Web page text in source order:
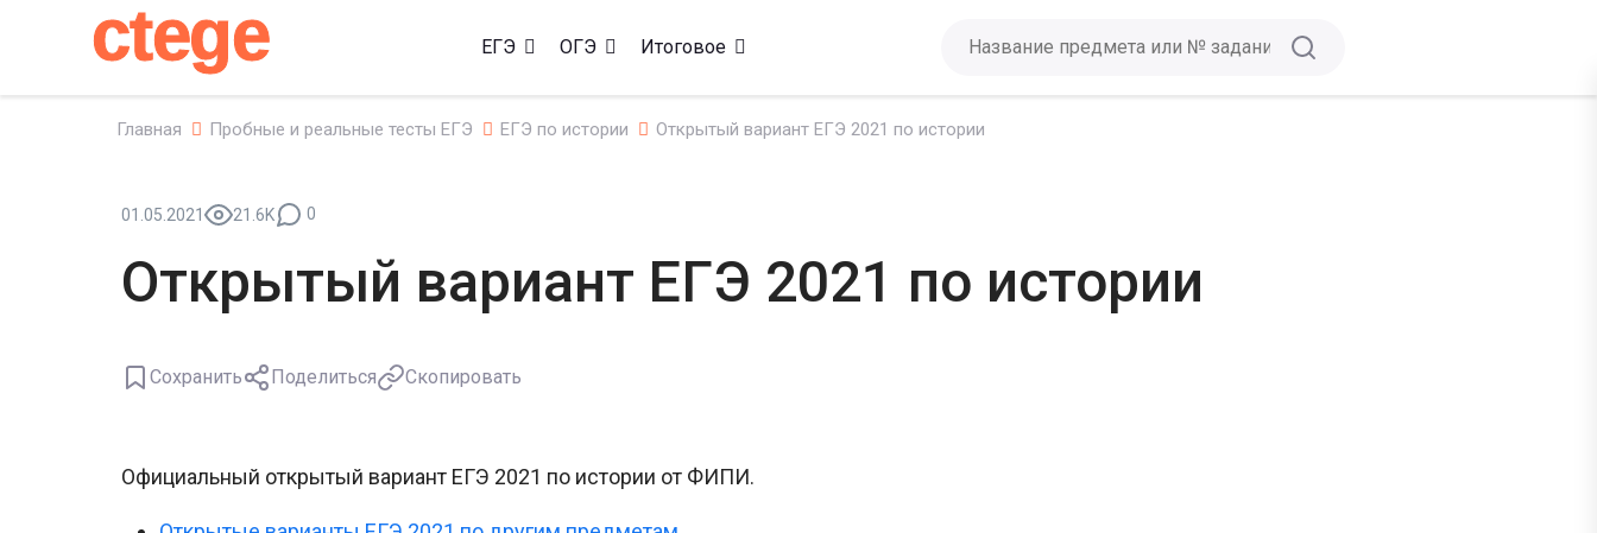
ctege ЕГЭ ОГЭ Итоговое
Главная Пробные и реальные тесты ЕГЭ ЕГЭ по истории Открытый вариант ЕГЭ 2021 по истории
01.05.2021 21.6K 0
Открытый вариант ЕГЭ 2021 по истории
Сохранить Поделиться Скопировать
Официальный открытый вариант ЕГЭ 2021 по истории от ФИПИ.